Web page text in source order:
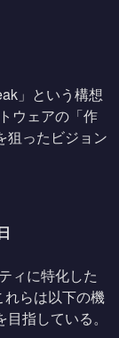
」という構想
ウェアの「作
狙ったビジョン
ィに特化した
らは以下の機
指している。